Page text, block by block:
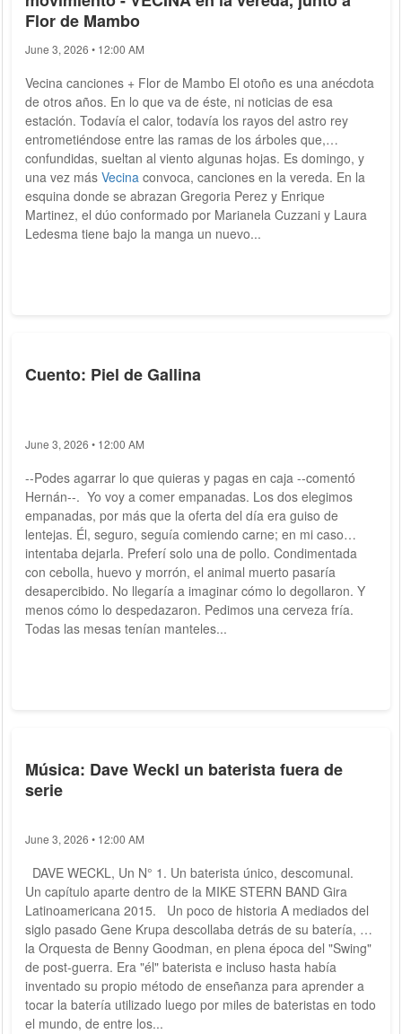
Flor de Mambo
June 3, 2026 • 12:00 AM
Vecina canciones + Flor de Mambo El otoño es una anécdota
de otros años. En lo que va de éste, ni noticias de esa
estación. Todavía el calor, todavía los rayos del astro rey
entrometiéndose entre las ramas de los árboles que,
confundidas, sueltan al viento algunas hojas. Es domingo, y
una vez más Vecina convoca, canciones en la vereda. En la
esquina donde se abrazan Gregoria Perez y Enrique
Martinez, el dúo conformado por Marianela Cuzzani y Laura
Ledesma tiene bajo la manga un nuevo...
Cuento: Piel de Gallina
June 3, 2026 • 12:00 AM
--Podes agarrar lo que quieras y pagas en caja --comentó
Hernán--. Yo voy a comer empanadas. Los dos elegimos
empanadas, por más que la oferta del día era guiso de
lentejas. Él, seguro, seguía comiendo carne; en mi caso
intentaba dejarla. Preferí solo una de pollo. Condimentada
con cebolla, huevo y morrón, el animal muerto pasaría
desapercibido. No llegaría a imaginar cómo lo degollaron. Y
menos cómo lo despedazaron. Pedimos una cerveza fría.
Todas las mesas tenían manteles...
Música: Dave Weckl un baterista fuera de
serie
June 3, 2026 • 12:00 AM
DAVE WECKL, Un N° 1. Un baterista único, descomunal.
Un capítulo aparte dentro de la MIKE STERN BAND Gira
Latinoamericana 2015. Un poco de historia A mediados del
siglo pasado Gene Krupa descollaba detrás de su batería, en
la Orquesta de Benny Goodman, en plena época del "Swing"
de post-guerra. Era "él" baterista e incluso hasta había
inventado su propio método de enseñanza para aprender a
tocar la batería utilizado luego por miles de bateristas en todo
el mundo, de entre los...